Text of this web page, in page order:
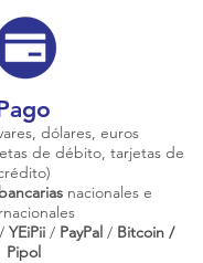
dólares, euros
de débito, tarjetas de
nacionales e
/ YEiPii / PayPal / Bitcoin /
Pipol